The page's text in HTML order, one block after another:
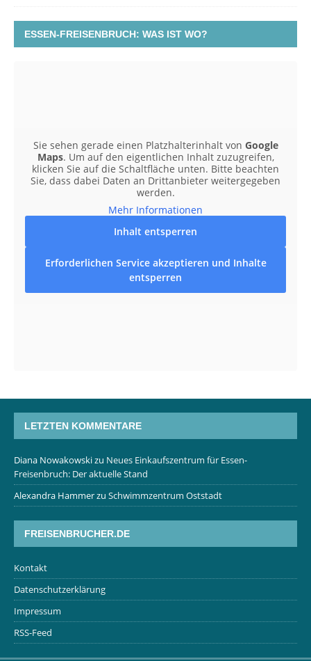
ESSEN-FREISENBRUCH: WAS IST WO?
Sie sehen gerade einen Platzhalterinhalt von Google
Maps. Um auf den eigentlichen Inhalt zuzugreifen,
klicken Sie auf die Schaltfläche unten. Bitte beachten
Sie, dass dabei Daten an Drittanbieter weitergegeben
werden.
Mehr Informationen
Inhalt entsperren
Erforderlichen Service akzeptieren und Inhalte
entsperren
LETZTEN KOMMENTARE
Diana Nowakowskizu Neues Einkaufszentrum für Essen-
Freisenbruch: Der aktuelle Stand
Alexandra Hammerzu Schwimmzentrum Oststadt
FREISENBRUCHER.DE
Kontakt
Datenschutzerklärung
Impressum
RSS-Feed